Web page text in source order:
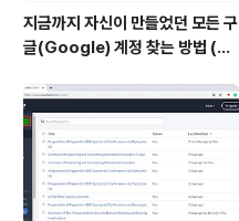
지금까지 자신이 만들었던 모든 구
글(Google) 계정 찾는 방법 (핸